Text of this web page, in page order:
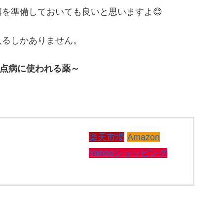
準備しておいても良いと思いますよ😊
しかありません。
病に使われる薬～
楽天市場 Amazon
Yahooショッピング